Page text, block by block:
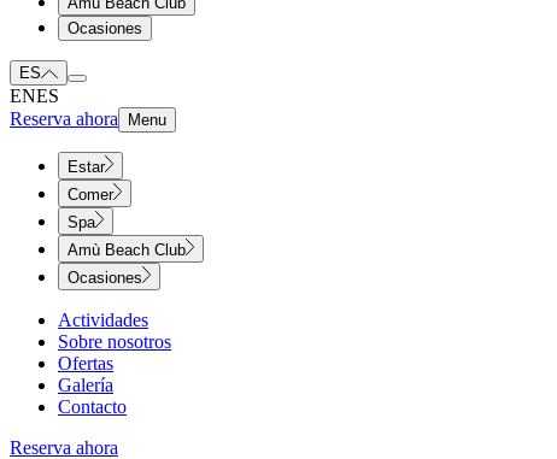
Ocasiones
ES
ENES
Reserva ahora
Menu
Estar
Comer
Spa
Amù Beach Club
Ocasiones
Actividades
Sobre nosotros
Ofertas
Galería
Contacto
Reserva ahora